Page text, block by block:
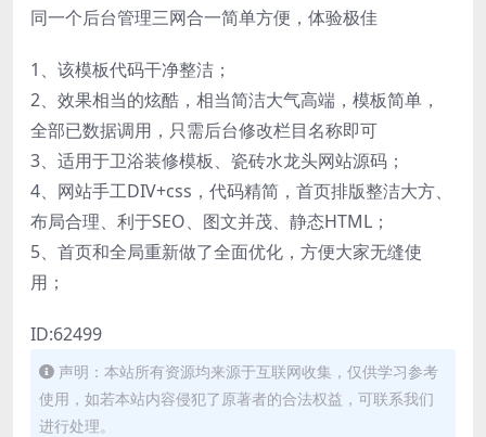
同一个后台管理三网合一简单方便，体验极佳
1、该模板代码干净整洁；
2、效果相当的炫酷，相当简洁大气高端，模板简单，
全部已数据调用，只需后台修改栏目名称即可
3、适用于卫浴装修模板、瓷砖水龙头网站源码；
4、网站手工DIV+css，代码精简，首页排版整洁大方、
布局合理、利于SEO、图文并茂、静态HTML；
5、首页和全局重新做了全面优化，方便大家无缝使
用；
ID:62499
声明：本站所有资源均来源于互联网收集，仅供学习参考
使用，如若本站内容侵犯了原著者的合法权益，可联系我们
进行处理。